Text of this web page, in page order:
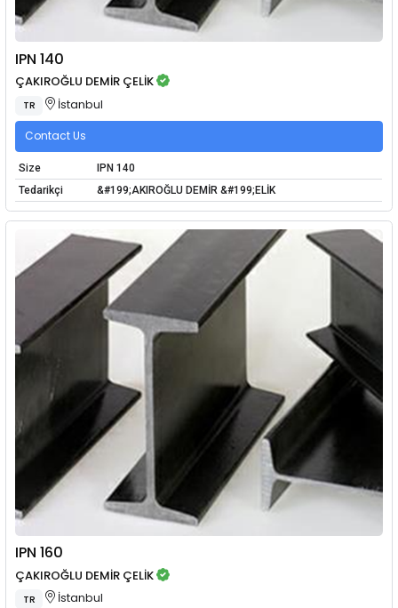
IPN 140
ÇAKIROĞLU DEMİR ÇELİK
TR İstanbul
Contact Us
Size
IPN 140
Tedarikçi
&#199;AKIROĞLU DEMİR &#199;ELİK
IPN 160
ÇAKIROĞLU DEMİR ÇELİK
TR İstanbul